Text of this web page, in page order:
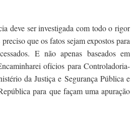
deve ser investigada com todo o rigor
que os fatos sejam expostos para
E não apenas baseados em
ofícios para Controladoria-
da Justiça e Segurança Pública e
para que façam uma apuração